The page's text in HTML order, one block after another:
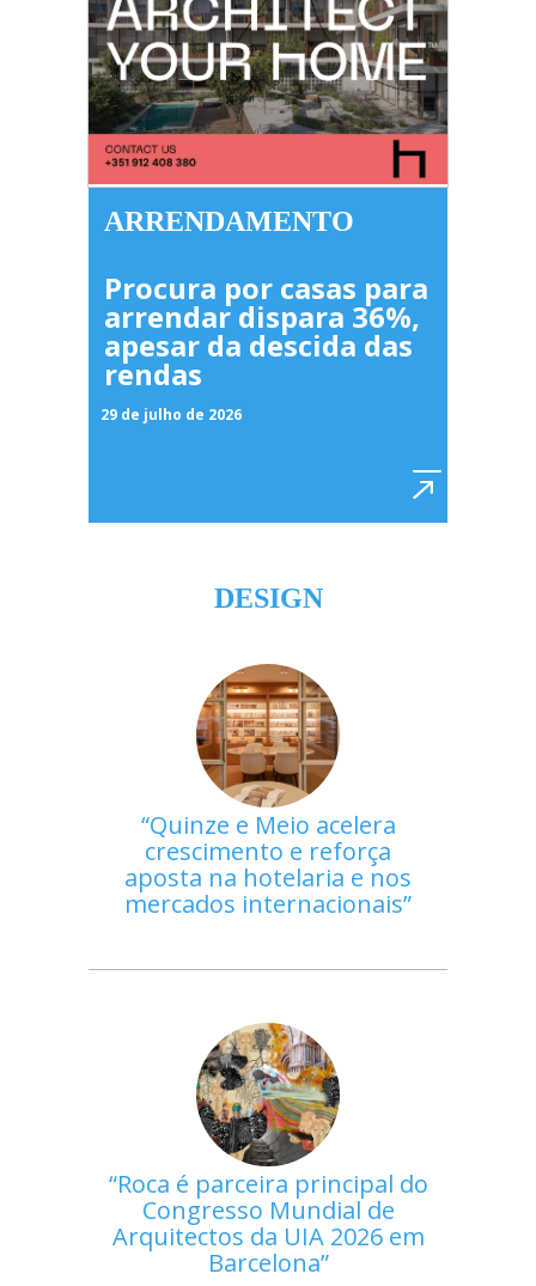
ARRENDAMENTO
Procura por casas para
arrendar dispara 36%,
apesar da descida das
rendas
29 de julho de 2026
DESIGN
Quinze e Meio acelera
crescimento e reforça
aposta na hotelaria e nos
mercados internacionais
Roca é parceira principal do
Congresso Mundial de
Arquitectos da UIA 2026 em
Barcelona